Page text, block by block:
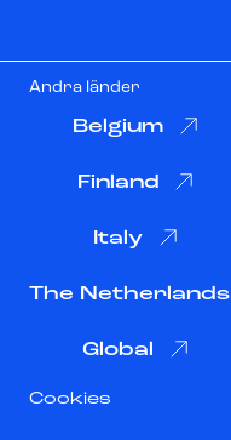
Andra länder
Belgium
Finland
Italy
The Netherlands
Global
Cookies